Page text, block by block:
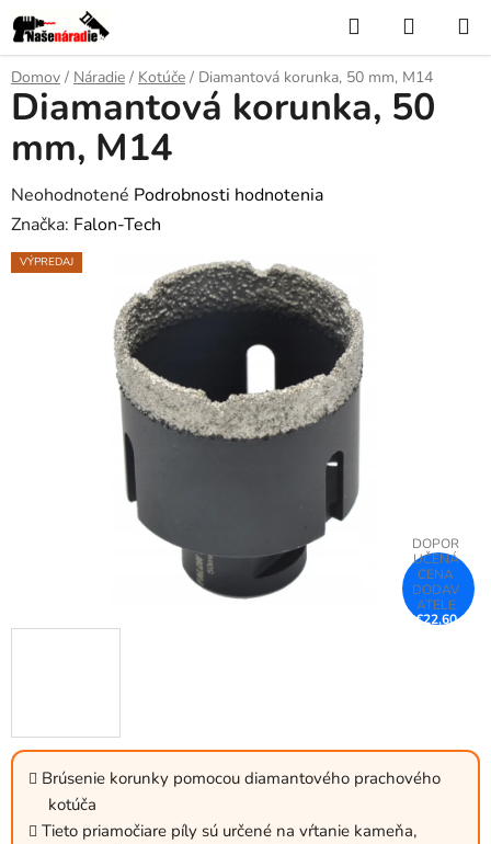
Prejsť
na
obsah
Hľadať
KOŠÍK
Domov / Náradie / Kotúče / Diamantová korunka, 50 mm, M14
Brúsenie korunky pomocou diamantového prachového
kotúča
Tieto priamočiare píly sú určené na vŕtanie kameňa,
Diamantová korunka, 50
mm, M14
Priemerné
hodnotenie
produktu
Neohodnotené Podrobnosti hodnotenia
Značka: Falon-Tech
VÝPREDAJ
€22,60